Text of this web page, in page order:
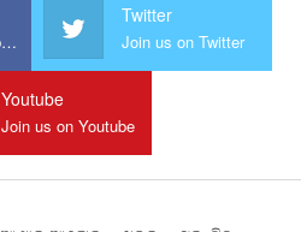
Join us on Facebook
Twitter
Join us on Twitter
Youtube
Join us on Youtube